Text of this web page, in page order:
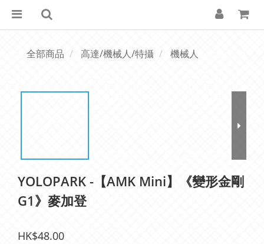
全部商品 高達/機械人/特攝 機械人
YOLOPARK -【AMK Mini】《變形金剛
G1》麥加登
HK$48.00